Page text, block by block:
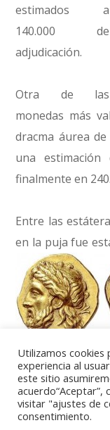
estimados a
140.000 de
adjudicación.
Otra de las
monedas más
dracma áurea
una
finalmente en
Entre las
en la puja fue
en 35000.
Finalmente,
Utilizamos
experiencia al
este sitio
acuerdo“Aceptar”,
visitar "ajustes de
consentimiento.